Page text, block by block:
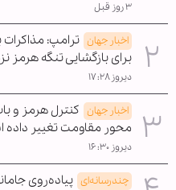
۳ روز قبل
اخبار جهان ترامپ: مذاکرات
برای بازگشایی تنگه هرمز
دیروز ۱۷:۲۸
اخبار جهان کنترل هرمز و
محور مقاومت تغییر
دیروز ۱۶:۳۰
چندرسانه‌ای پیاده‌روی